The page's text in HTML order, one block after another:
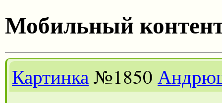
Мобильный
Картинка№1850